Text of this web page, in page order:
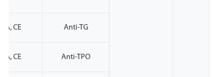
Anti-TG
CE
Anti-TPO
CE